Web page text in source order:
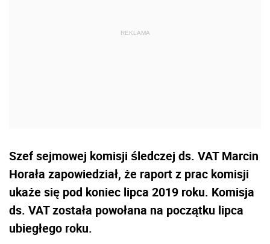
Szef sejmowej komisji śledczej ds. VAT Marcin
Horała zapowiedział, że raport z prac komisji
ukaże się pod koniec lipca 2019 roku. Komisja
ds. VAT została powołana na początku lipca
ubiegłego roku.